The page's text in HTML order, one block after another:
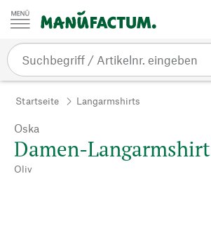
Zum Inhalt springen
Startseite Langarmshirts
Oska
Damen-Langarmshirt
Oliv